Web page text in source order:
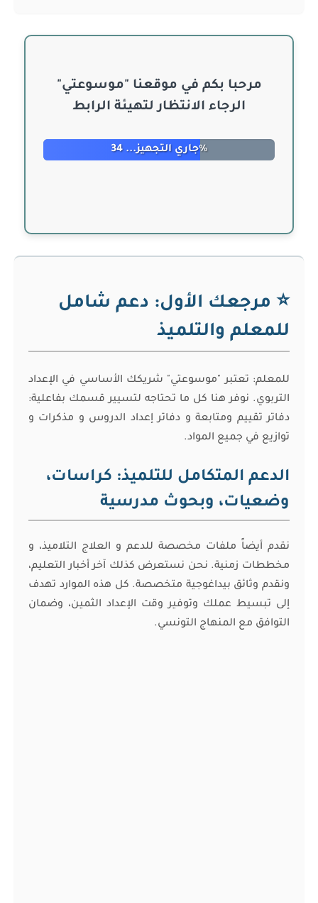
مرحبا بكم في موقعنا "موسوعتي"
الرجاء الانتظار لتهيئة الرابط
جاري التجهيز... 40%
⭐ مرجعك الأول: دعم شامل
للمعلم والتلميذ
للمعلم: تعتبر "موسوعتي" شريكك الأساسي في الإعداد
التربوي. نوفر هنا كل ما تحتاجه لتسيير قسمك بفاعلية:
دفاتر تقييم ومتابعة و دفاتر إعداد الدروس و مذكرات و
توازيع في جميع المواد.
الدعم المتكامل للتلميذ: كراسات،
وضعيات، وبحوث مدرسية
نقدم أيضاً ملفات مخصصة للدعم و العلاج التلاميذ، و
مخططات زمنية. نحن نستعرض كذلك آخر أخبار التعليم،
ونقدم وثائق بيداغوجية متخصصة. كل هذه الموارد تهدف
إلى تبسيط عملك وتوفير وقت الإعداد الثمين، وضمان
التوافق مع المنهاج التونسي.